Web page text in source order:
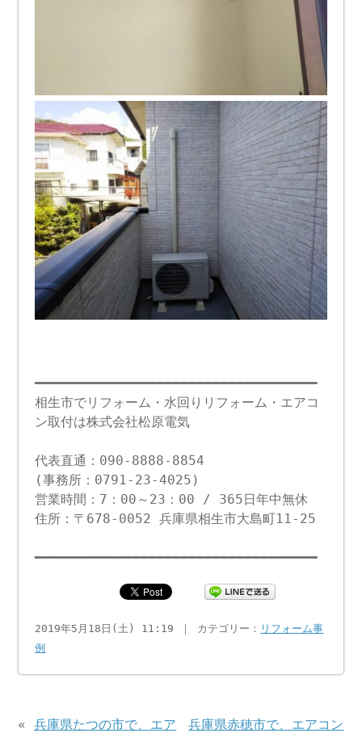
━━━━━━━━━━━━━━━━━━━━━━━━━━━━━━━━━━━
相生市でリフォーム・水回りリフォーム・エアコ
ン取付は株式会社松原電気
代表直通：090-8888-8854
(事務所：0791-23-4025)
営業時間：7：00～23：00 / 365日年中無休
住所：〒678-0052 兵庫県相生市大島町11-25
━━━━━━━━━━━━━━━━━━━━━━━━━━━━━━━━━━━
2019年5月18日(土) 11:19 ｜ カテゴリー： リフォーム事
例
«兵庫県たつの市で、エア
兵庫県赤穂市で、エアコン